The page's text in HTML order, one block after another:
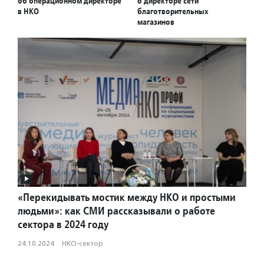
в НКО
благотворительных
магазинов
«Перекидывать мостик между НКО и простыми
людьми»: как СМИ рассказывали о работе
сектора в 2024 году
24.10.2024 · НКО-сектор